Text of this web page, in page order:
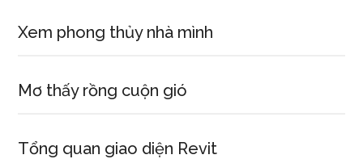
Xem phong thủy nhà mình
Mơ thấy rồng cuộn gió
Tổng quan giao diện Revit